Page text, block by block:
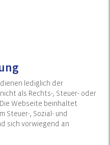
lediglich der
als Rechts-, Steuer- oder
Webseite beinhaltet
Steuer-, Sozial- und
sich vorwiegend an